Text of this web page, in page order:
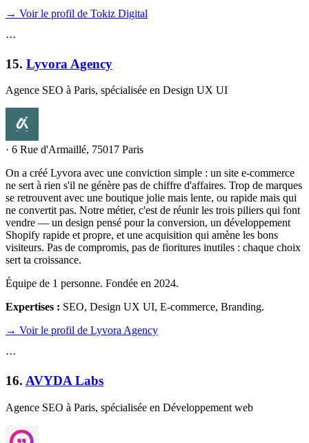
→ Voir le profil de Tokiz Digital
···
15. Lyvora Agency
Agence SEO à Paris, spécialisée en Design UX UI
· 6 Rue d'Armaillé, 75017 Paris
On a créé Lyvora avec une conviction simple : un site e-commerce
ne sert à rien s'il ne génère pas de chiffre d'affaires. Trop de marques
se retrouvent avec une boutique jolie mais lente, ou rapide mais qui
ne convertit pas. Notre métier, c'est de réunir les trois piliers qui font
vendre — un design pensé pour la conversion, un développement
Shopify rapide et propre, et une acquisition qui amène les bons
visiteurs. Pas de compromis, pas de fioritures inutiles : chaque choix
sert ta croissance.
Équipe de 1 personne. Fondée en 2024.
Expertises : SEO, Design UX UI, E-commerce, Branding.
→ Voir le profil de Lyvora Agency
···
16. AVYDA Labs
Agence SEO à Paris, spécialisée en Développement web